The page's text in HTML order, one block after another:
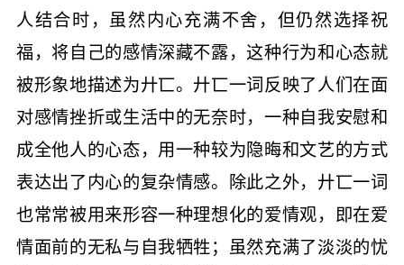
人结合时，虽然内心充满不舍，但仍然选择祝
福，将自己的感情深藏不露，这种行为和心态就
被形象地描述为廾匸。廾匸一词反映了人们在面
对感情挫折或生活中的无奈时，一种自我安慰和
成全他人的心态，用一种较为隐晦和文艺的方式
表达出了内心的复杂情感。除此之外，廾匸一词
也常常被用来形容一种理想化的爱情观，即在爱
情面前的无私与自我牺牲；虽然充满了淡淡的忧